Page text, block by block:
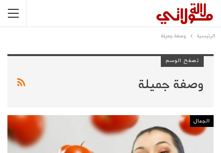
الرئيسية وصفة جميلة
تصفح الوسم
وصفة جميلة
الجمال